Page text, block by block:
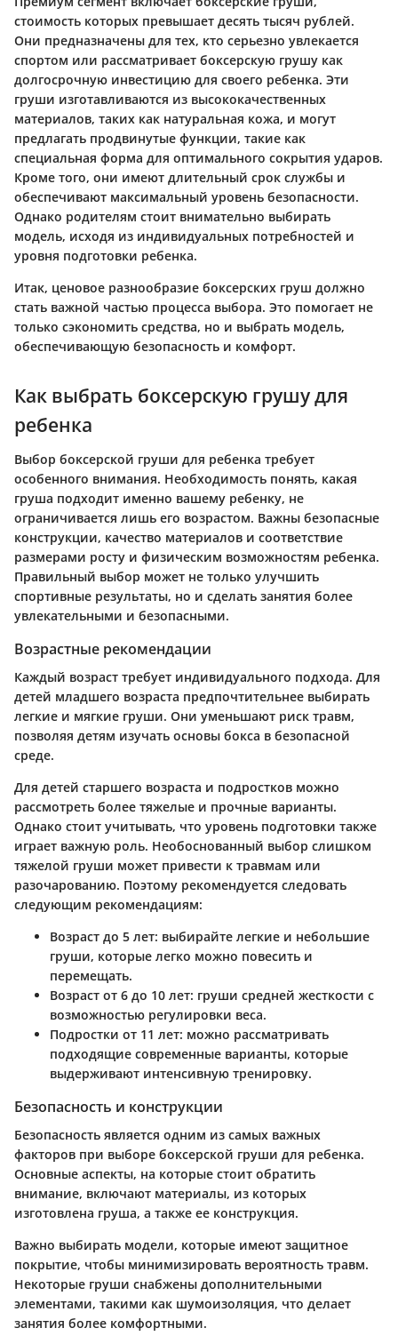
стоимость которых превышает десять тысяч рублей.
Они предназначены для тех, кто серьезно увлекается
спортом или рассматривает боксерскую грушу как
долгосрочную инвестицию для своего ребенка. Эти
груши изготавливаются из высококачественных
материалов, таких как натуральная кожа, и могут
предлагать продвинутые функции, такие как
специальная форма для оптимального сокрытия ударов.
Кроме того, они имеют длительный срок службы и
обеспечивают максимальный уровень безопасности.
Однако родителям стоит внимательно выбирать
модель, исходя из индивидуальных потребностей и
уровня подготовки ребенка.
Итак, ценовое разнообразие боксерских груш должно
стать важной частью процесса выбора. Это помогает не
только сэкономить средства, но и выбрать модель,
обеспечивающую безопасность и комфорт.
Как выбрать боксерскую грушу для
ребенка
Выбор боксерской груши для ребенка требует
особенного внимания. Необходимость понять, какая
груша подходит именно вашему ребенку, не
ограничивается лишь его возрастом. Важны безопасные
конструкции, качество материалов и соответствие
размерами росту и физическим возможностям ребенка.
Правильный выбор может не только улучшить
спортивные результаты, но и сделать занятия более
увлекательными и безопасными.
Возрастные рекомендации
Каждый возраст требует индивидуального подхода. Для
детей младшего возраста предпочтительнее выбирать
легкие и мягкие груши. Они уменьшают риск травм,
позволяя детям изучать основы бокса в безопасной
среде.
Для детей старшего возраста и подростков можно
рассмотреть более тяжелые и прочные варианты.
Однако стоит учитывать, что уровень подготовки также
играет важную роль. Необоснованный выбор слишком
тяжелой груши может привести к травмам или
разочарованию. Поэтому рекомендуется следовать
следующим рекомендациям:
Возраст до 5 лет: выбирайте легкие и небольшие
груши, которые легко можно повесить и
перемещать.
Возраст от 6 до 10 лет: груши средней жесткости с
возможностью регулировки веса.
Подростки от 11 лет: можно рассматривать
подходящие современные варианты, которые
выдерживают интенсивную тренировку.
Безопасность и конструкции
Безопасность является одним из самых важных
факторов при выборе боксерской груши для ребенка.
Основные аспекты, на которые стоит обратить
внимание, включают материалы, из которых
изготовлена груша, а также ее конструкция.
Важно выбирать модели, которые имеют защитное
покрытие, чтобы минимизировать вероятность травм.
Некоторые груши снабжены дополнительными
элементами, такими как шумоизоляция, что делает
занятия более комфортными.